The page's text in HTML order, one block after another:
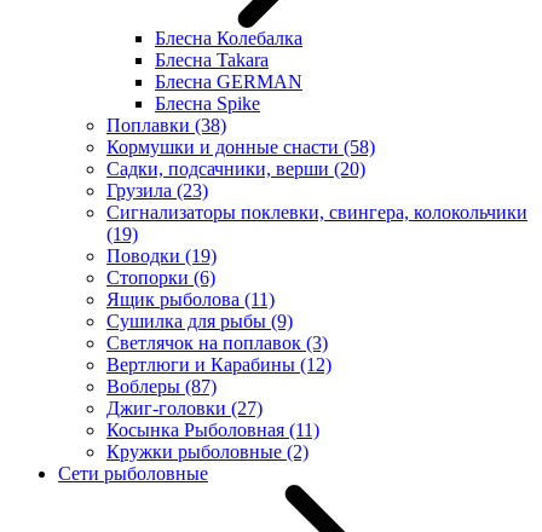
Блесна Колебалка
Блесна Takara
Блесна GERMAN
Блесна Spike
Поплавки (38)
Кормушки и донные снасти (58)
Садки, подсачники, верши (20)
Грузила (23)
Сигнализаторы поклевки, свингера, колокольчики
(19)
Поводки (19)
Стопорки (6)
Ящик рыболова (11)
Сушилка для рыбы (9)
Светлячок на поплавок (3)
Вертлюги и Карабины (12)
Воблеры (87)
Джиг-головки (27)
Косынка Рыболовная (11)
Кружки рыболовные (2)
Сети рыболовные